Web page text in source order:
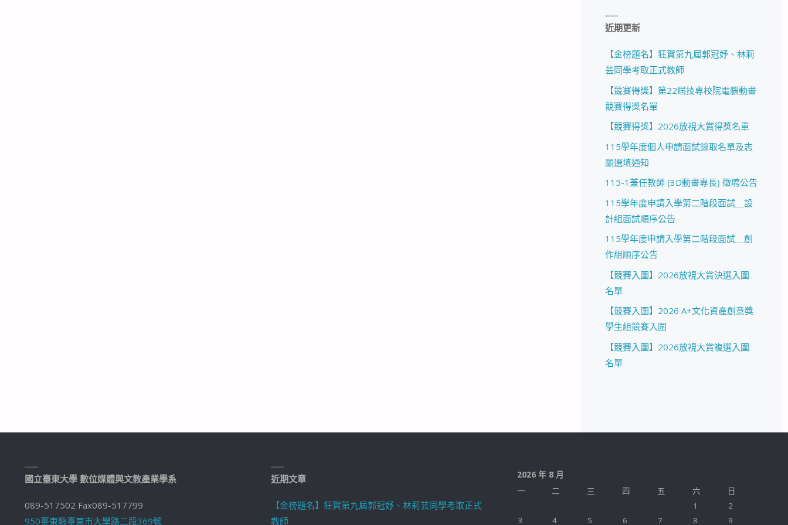
近期更新
【金榜題名】狂賀第九屆郭冠妤、林莉
芸同學考取正式教師
【競賽得獎】第22屆技專校院電腦動畫
競賽得獎名單
【競賽得獎】2026放視大賞得獎名單
115學年度個人申請面試錄取名單及志
願選填通知
115-1兼任教師 (3D動畫專長) 徵聘公告
115學年度申請入學第二階段面試＿設
計組面試順序公告
115學年度申請入學第二階段面試＿創
作組順序公告
【競賽入圍】2026放視大賞決選入圍
名單
【競賽入圍】2026 A+文化資產創意獎
學生組競賽入圍
【競賽入圍】2026放視大賞複選入圍
名單
國立臺東大學 數位媒體與文教產業學系
089-517502 Fax089-517799
950臺東縣臺東市大學路二段369號
近期文章
【金榜題名】狂賀第九屆郭冠妤、林莉芸同學考取正式
教師
2026 年 8 月
一
二 三 四 五 六
日
1
2
3
4 5 6 7 8 9